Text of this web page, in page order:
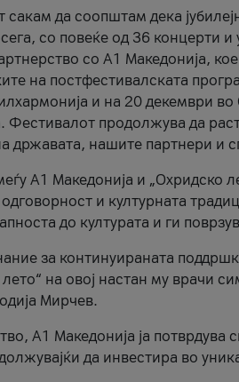
сакам да соопштам дека
со повеќе од 36 концерти
со А1 Македонија,
на постфестивалската
и на 20 декември
Фестивалот продолжува да
државата, нашите партнери и
A1 Македонија и „Охридско
и културната
до културата и ги
за континуираната
на овој настан му врачи
Мирчев.
A1 Македонија ја потврдува
да инвестира во